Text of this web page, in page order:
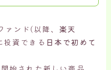
ンド(以降、 楽天
投資できる 日本で初めて